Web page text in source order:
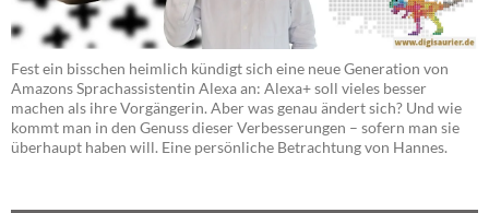
Fest ein bisschen heimlich kündigt sich eine neue Generation von
Amazons Sprachassistentin Alexa an: Alexa+ soll vieles besser
machen als ihre Vorgängerin. Aber was genau ändert sich? Und wie
kommt man in den Genuss dieser Verbesserungen – sofern man sie
überhaupt haben will. Eine persönliche Betrachtung von Hannes.